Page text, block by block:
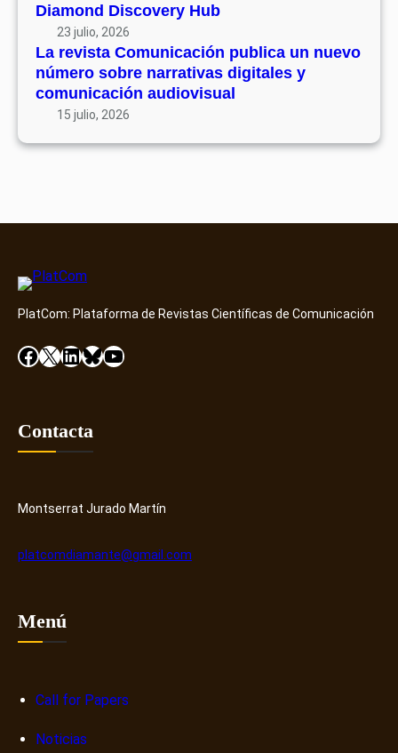
Diamond Discovery Hub
23 julio, 2026
La revista Comunicación publica un nuevo
número sobre narrativas digitales y
comunicación audiovisual
15 julio, 2026
PlatCom: Plataforma de Revistas Científicas de Comunicación
Facebook X LinkedIn Bluesky YouTube
Contacta
Montserrat Jurado Martín
platcomdiamante@gmail.com
Menú
Call for Papers
Noticias